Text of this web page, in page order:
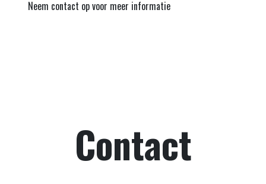
Neem contact op voor meer informatie
Contact